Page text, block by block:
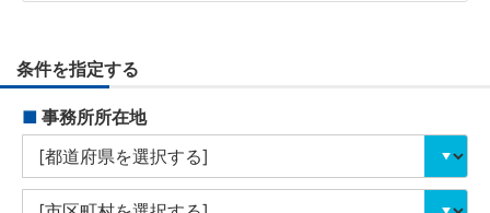
条件を指定する
■ 事務所所在地